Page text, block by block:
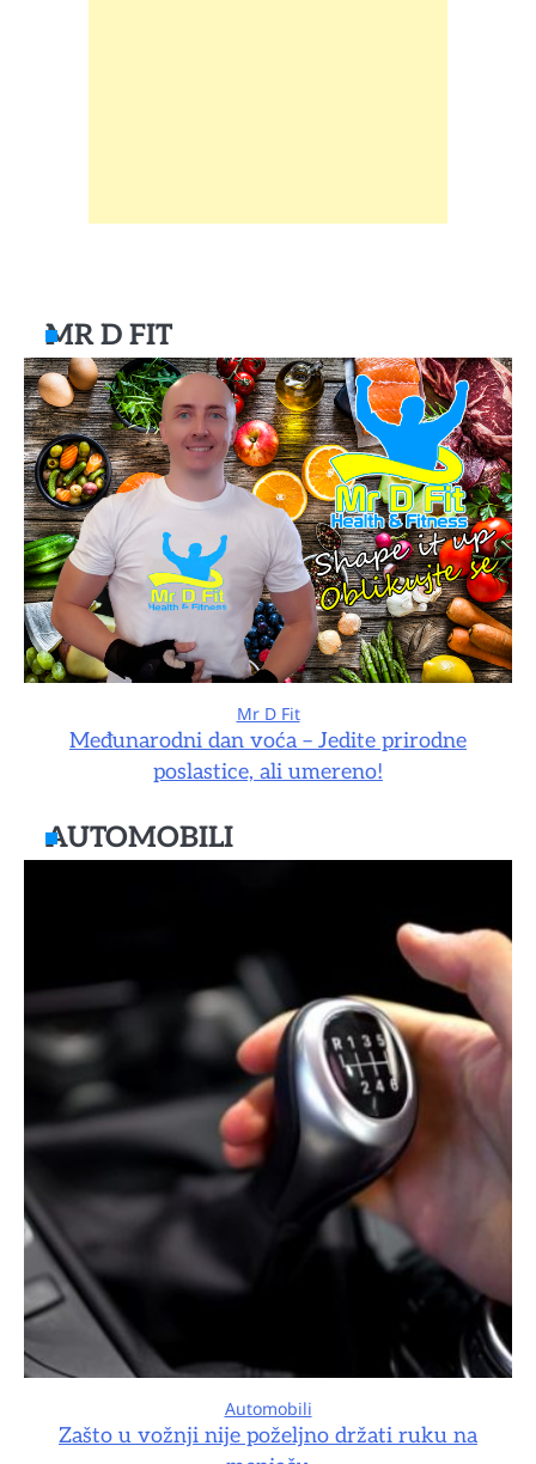
MR D FIT
Mr D Fit
Međunarodni dan voća – Jedite prirodne
poslastice, ali umereno!
AUTOMOBILI
Automobili
Zašto u vožnji nije poželjno držati ruku na